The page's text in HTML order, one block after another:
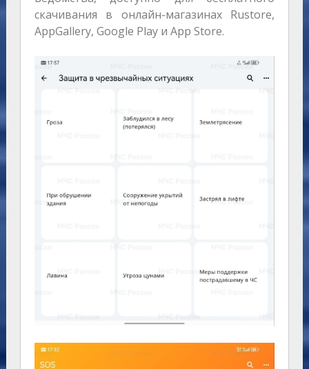
скачивания в онлайн-магазинах Rustore,
AppGallery, Google Play и App Store.